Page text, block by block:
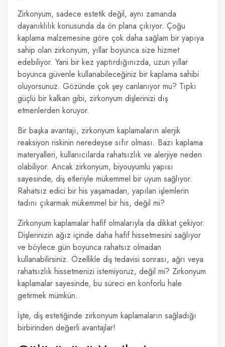
Zirkonyum, sadece estetik değil, aynı zamanda
dayanıklılık konusunda da ön plana çıkıyor. Çoğu
kaplama malzemesine göre çok daha sağlam bir yapıya
sahip olan zirkonyum, yıllar boyunca size hizmet
edebiliyor. Yani bir kez yaptırdığınızda, uzun yıllar
boyunca güvenle kullanabileceğiniz bir kaplama sahibi
oluyorsunuz. Gözünde çok şey canlanıyor mu? Tıpkı
güçlü bir kalkan gibi, zirkonyum dişlerinizi dış
etmenlerden koruyor.
Bir başka avantajı, zirkonyum kaplamaların alerjik
reaksiyon riskinin neredeyse sıfır olması. Bazı kaplama
materyalleri, kullanıcılarda rahatsızlık ve alerjiye neden
olabiliyor. Ancak zirkonyum, biyouyumlu yapısı
sayesinde, diş etleriyle mükemmel bir uyum sağlıyor.
Rahatsız edici bir his yaşamadan, yapılan işlemlerin
tadını çıkarmak mükemmel bir his, değil mi?
Zirkonyum kaplamalar hafif olmalarıyla da dikkat çekiyor.
Dişlerinizin ağız içinde daha hafif hissetmesini sağlıyor
ve böylece gün boyunca rahatsız olmadan
kullanabilirsiniz. Özellikle diş tedavisi sonrası, ağrı veya
rahatsızlık hissetmenizi istemiyoruz, değil mi? Zirkonyum
kaplamalar sayesinde, bu süreci en konforlu hale
getirmek mümkün.
İşte, diş estetiğinde zirkonyum kaplamaların sağladığı
birbirinden değerli avantajlar!